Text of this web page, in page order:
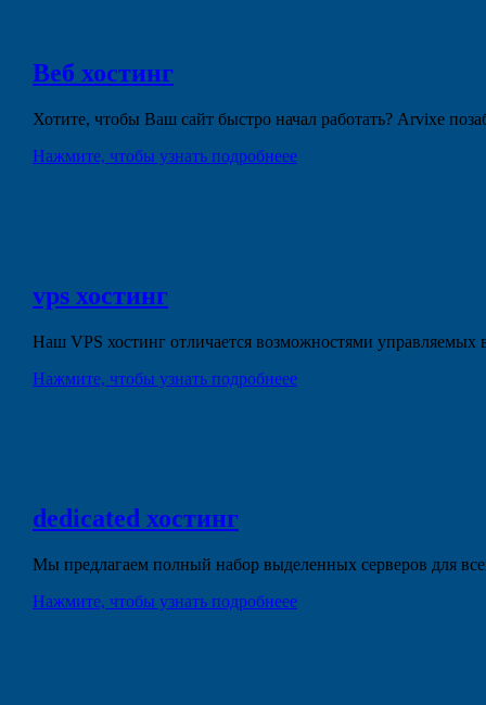
Веб хостинг
Хотите, чтобы Ваш сайт быстро начал работать? Arvixe
Нажмите, чтобы узнать подробнеее
vps хостинг
Наш VPS хостинг отличается возможностями
Нажмите, чтобы узнать подробнеее
dedicated хостинг
Мы предлагаем полный набор выделенных серверов для
Нажмите, чтобы узнать подробнеее